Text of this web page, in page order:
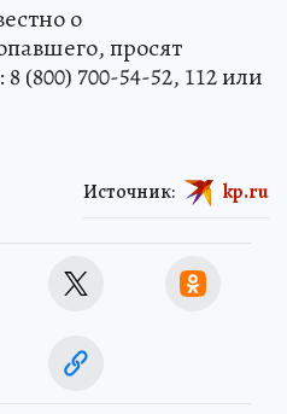
о
просят
(800) 700-54-52, 112 или
Источник: kp.ru